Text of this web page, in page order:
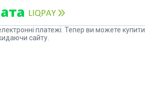
платежі. Тепер ви можете купити
сайту.